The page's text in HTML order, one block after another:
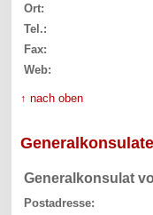
Ort:
Tel.:
Fax:
Web:
↑ nach oben
Generalkonsulat
Postadresse: